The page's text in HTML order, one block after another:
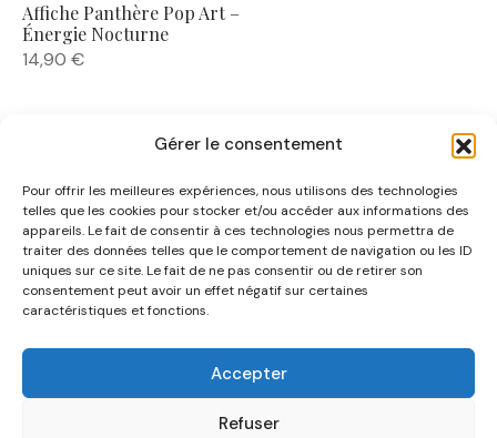
Gérer le consentement
Pour offrir les meilleures expériences, nous utilisons des technologies
telles que les cookies pour stocker et/ou accéder aux informations des
appareils. Le fait de consentir à ces technologies nous permettra de
traiter des données telles que le comportement de navigation ou les ID
uniques sur ce site. Le fait de ne pas consentir ou de retirer son
consentement peut avoir un effet négatif sur certaines
caractéristiques et fonctions.
Accepter
Refuser
Affiche Panthère Pop Art –
Énergie Nocturne
14,90 €
NOUS CONNAÎTRE